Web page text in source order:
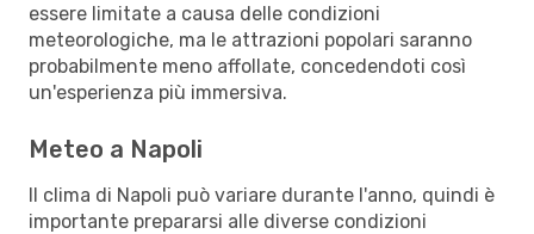
essere limitate a causa delle condizioni
meteorologiche, ma le attrazioni popolari saranno
probabilmente meno affollate, concedendoti così
un'esperienza più immersiva.
Meteo a Napoli
Il clima di Napoli può variare durante l'anno, quindi è
importante prepararsi alle diverse condizioni